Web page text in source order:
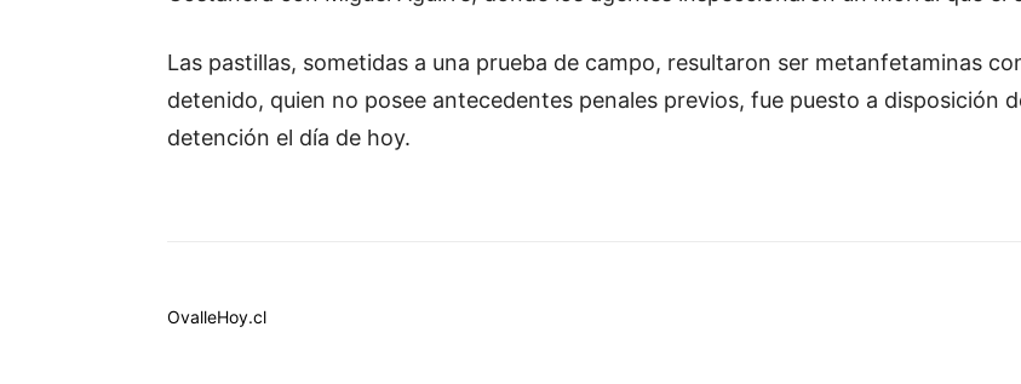
Las pastillas, sometidas a una prueba de campo, resultaron ser metanfetaminas
detenido, quien no posee antecedentes penales previos, fue puesto a disposición
detención el día de hoy.
OvalleHoy.cl